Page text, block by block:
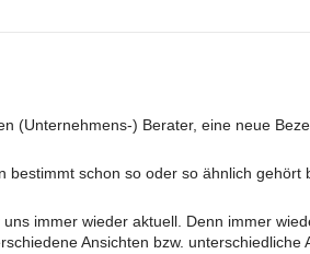
(Unternehmens-) Berater, eine neue
schon so oder so ähnlich gehört
immer wieder aktuell. Denn immer
Ansichten bzw. unterschiedliche